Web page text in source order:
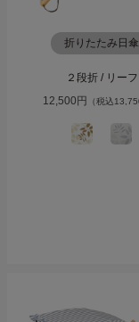
折りたたみ日傘
２段折 / リーフ
12,500円 （税込